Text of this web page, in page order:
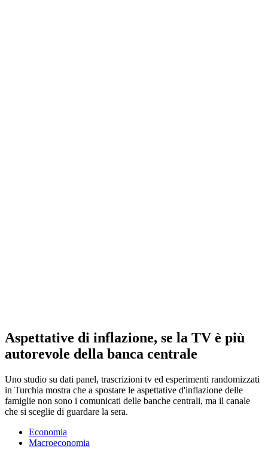
Aspettative di inflazione, se la TV è più
autorevole della banca centrale
Uno studio su dati panel, trascrizioni tv ed esperimenti randomizzati
in Turchia mostra che a spostare le aspettative d'inflazione delle
famiglie non sono i comunicati delle banche centrali, ma il canale
che si sceglie di guardare la sera.
Economia
Macroeconomia